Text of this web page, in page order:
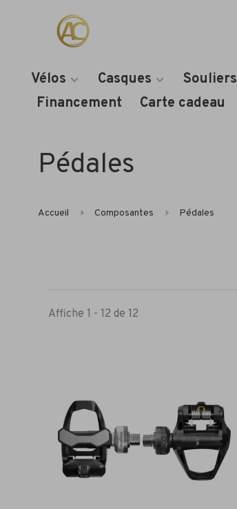
Vélos Casques Souliers
Financement
Carte cadeau
Pédales
Accueil Composantes Pédales
Affiche 1 - 12 de 12